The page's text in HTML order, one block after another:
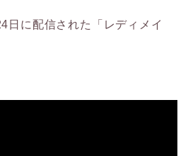
日に配信された「レディメイ